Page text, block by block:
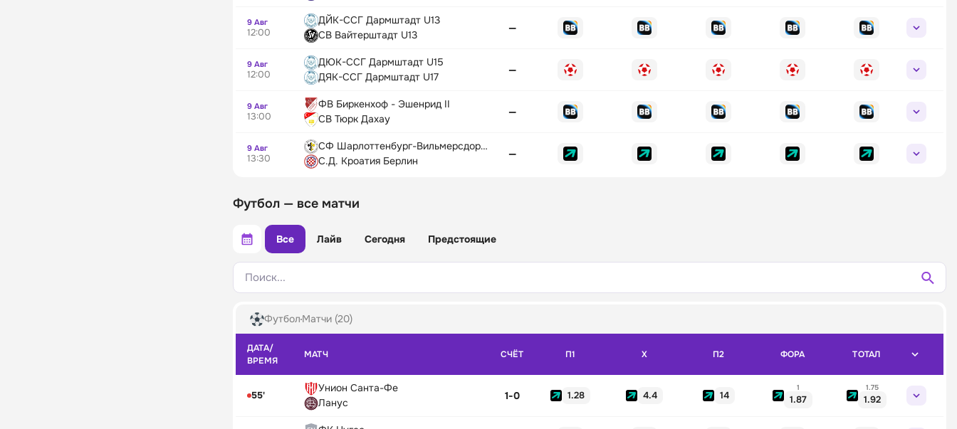
9 Авг
12:00
ДЙК-ССГ Дармштадт U13
СВ Вайтерштадт U13
—
9 Авг
12:00
ДЮК-ССГ Дармштадт U15
ДЯК-ССГ Дармштадт U17
—
9 Авг
13:00
ФВ Биркенхоф - Эшенрид II
СВ Тюрк Дахау
—
9 Авг
13:30
СФ Шарлоттенбург-Вильмерсдорф 03
С.Д. Кроатия Берлин
—
Футбол — все матчи
Все Лайв Сегодня Предстоящие
Поиск...
Футбол Матчи (20)
ДАТА/
ВРЕМЯ
МАТЧ СЧЁТ П1 X П2 ФОРА ТОТАЛ
55'
Унион Санта-Фе
Ланус
1-0 1.28 4.4 14
1
1.87
1.75
1.92